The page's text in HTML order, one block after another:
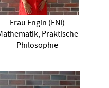
Frau Engin (ENI)
Praktische
Philosophie